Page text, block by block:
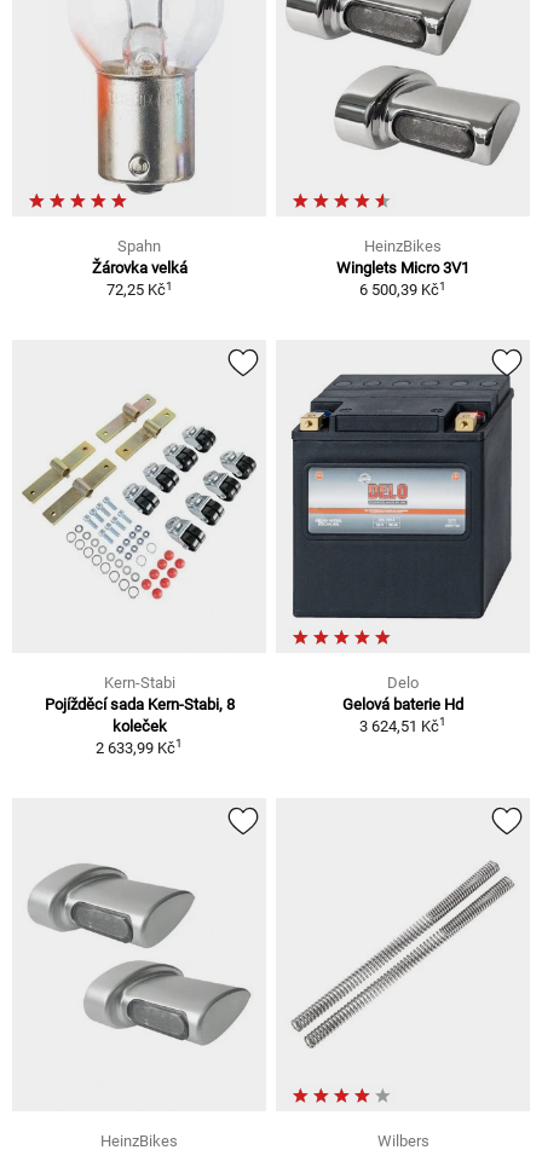
Spahn
Žárovka velká
72,25 Kč1
HeinzBikes
Winglets Micro 3V1
6 500,39 Kč1
Kern-Stabi
Pojížděcí sada Kern-Stabi, 8
koleček
2 633,99 Kč1
Delo
Gelová baterie Hd
3 624,51 Kč1
HeinzBikes Wilbers